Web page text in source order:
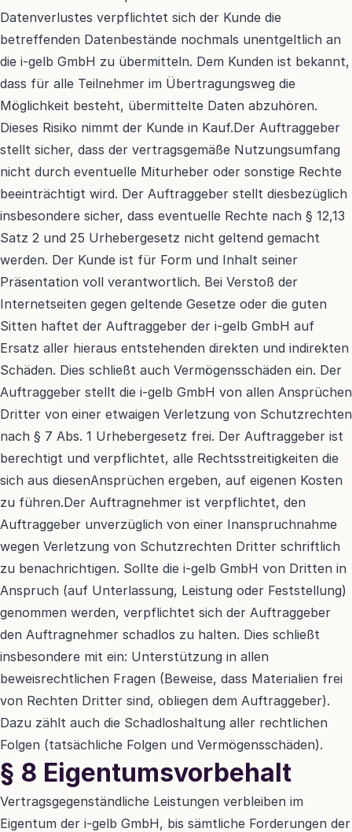
Datenverlustes verpflichtet sich der Kunde die
betreffenden Datenbestände nochmals unentgeltlich an
die i-gelb GmbH zu übermitteln. Dem Kunden ist bekannt,
dass für alle Teilnehmer im Übertragungsweg die
Möglichkeit besteht, übermittelte Daten abzuhören.
Dieses Risiko nimmt der Kunde in Kauf.Der Auftraggeber
stellt sicher, dass der vertragsgemäße Nutzungsumfang
nicht durch eventuelle Miturheber oder sonstige Rechte
beeinträchtigt wird. Der Auftraggeber stellt diesbezüglich
insbesondere sicher, dass eventuelle Rechte nach § 12,13
Satz 2 und 25 Urhebergesetz nicht geltend gemacht
werden. Der Kunde ist für Form und Inhalt seiner
Präsentation voll verantwortlich. Bei Verstoß der
Internetseiten gegen geltende Gesetze oder die guten
Sitten haftet der Auftraggeber der i-gelb GmbH auf
Ersatz aller hieraus entstehenden direkten und indirekten
Schäden. Dies schließt auch Vermögensschäden ein. Der
Auftraggeber stellt die i-gelb GmbH von allen Ansprüchen
Dritter von einer etwaigen Verletzung von Schutzrechten
nach § 7 Abs. 1 Urhebergesetz frei. Der Auftraggeber ist
berechtigt und verpflichtet, alle Rechtsstreitigkeiten die
sich aus diesenAnsprüchen ergeben, auf eigenen Kosten
zu führen.Der Auftragnehmer ist verpflichtet, den
Auftraggeber unverzüglich von einer Inanspruchnahme
wegen Verletzung von Schutzrechten Dritter schriftlich
zu benachrichtigen. Sollte die i-gelb GmbH von Dritten in
Anspruch (auf Unterlassung, Leistung oder Feststellung)
genommen werden, verpflichtet sich der Auftraggeber
den Auftragnehmer schadlos zu halten. Dies schließt
insbesondere mit ein: Unterstützung in allen
beweisrechtlichen Fragen (Beweise, dass Materialien frei
von Rechten Dritter sind, obliegen dem Auftraggeber).
Dazu zählt auch die Schadloshaltung aller rechtlichen
Folgen (tatsächliche Folgen und Vermögensschäden).
§ 8 Eigentumsvorbehalt
Vertragsgegenständliche Leistungen verbleiben im
Eigentum der i-gelb GmbH, bis sämtliche Forderungen der